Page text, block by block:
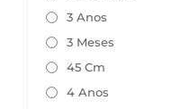
3 Anos
3 Meses
45 Cm
4 Anos